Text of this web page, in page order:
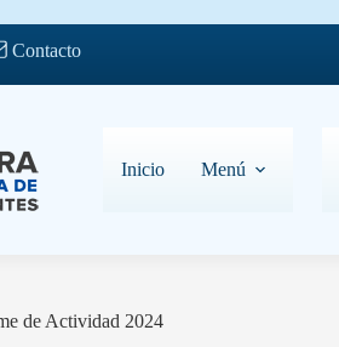
Contacto
Inicio Menú
de Actividad 2024